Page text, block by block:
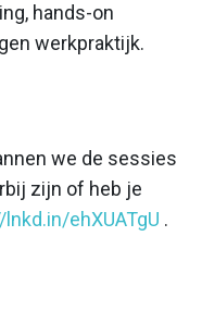
hands-on
werkpraktijk.
we de sessies
zijn of heb je
ehXUATgU .